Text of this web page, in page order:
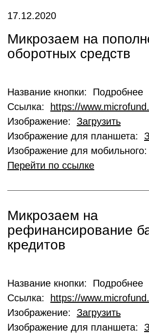
17.12.2020
Микрозаем на
оборотных средств
Название кнопки: Подробнее
Ссылка:
https://
Изображение: Загрузить
Изображение для планшета:
Изображение для мобильного:
Перейти по ссылке
Микрозаем на
рефинансирование
кредитов
Название кнопки: Подробнее
Ссылка:
https://
Изображение: Загрузить
Изображение для планшета: